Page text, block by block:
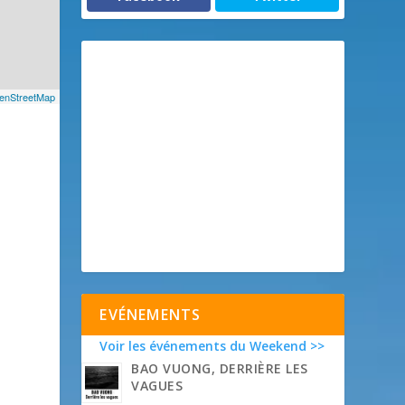
EVÉNEMENTS
Voir les événements du Weekend >>
BAO VUONG, DERRIÈRE LES
VAGUES